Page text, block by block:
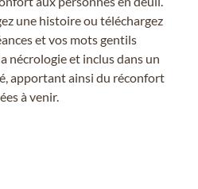
une histoire ou téléchargez
et vos mots gentils
nécrologie et inclus dans un
apportant ainsi du réconfort
à venir.